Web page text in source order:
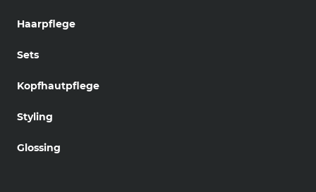
Haarpflege
Sets
Kopfhautpflege
Styling
Glossing